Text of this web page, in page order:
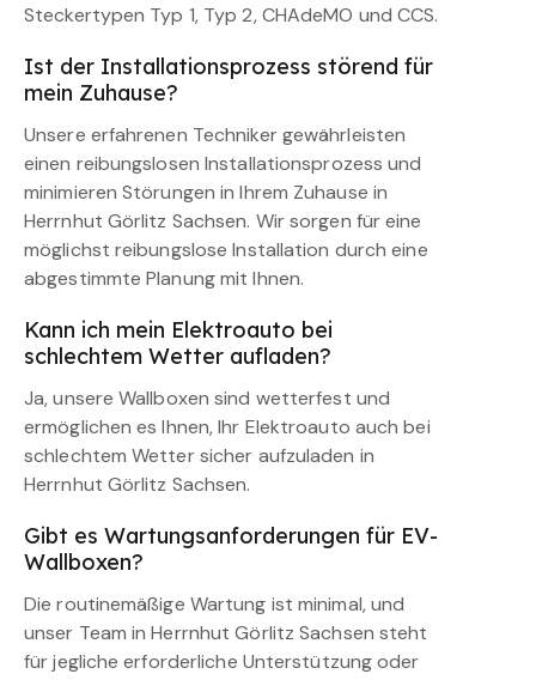
Steckertypen Typ 1, Typ 2, CHAdeMO und CCS.
Ist der Installationsprozess störend für
mein Zuhause?
Unsere erfahrenen Techniker gewährleisten
einen reibungslosen Installationsprozess und
minimieren Störungen in Ihrem Zuhause in
Herrnhut Görlitz Sachsen. Wir sorgen für eine
möglichst reibungslose Installation durch eine
abgestimmte Planung mit Ihnen.
Kann ich mein Elektroauto bei
schlechtem Wetter aufladen?
Ja, unsere Wallboxen sind wetterfest und
ermöglichen es Ihnen, Ihr Elektroauto auch bei
schlechtem Wetter sicher aufzuladen in
Herrnhut Görlitz Sachsen.
Gibt es Wartungsanforderungen für EV-
Wallboxen?
Die routinemäßige Wartung ist minimal, und
unser Team in Herrnhut Görlitz Sachsen steht
für jegliche erforderliche Unterstützung oder